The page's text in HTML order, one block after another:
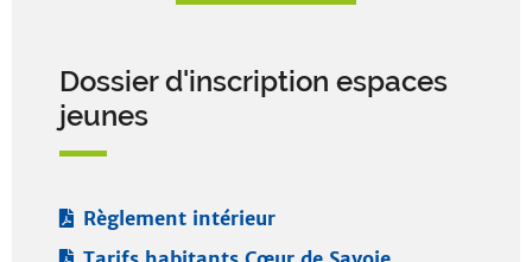
Dossier d'inscription espaces
jeunes
Règlement intérieur